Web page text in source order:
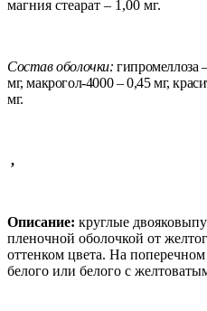
магния стеарат – 1,00 мг.
Состав оболочки:гипромеллоза
мг, макрогол-4000 – 0,45 мг,
мг.
,
Описание: круглые
пленочной оболочкой от
оттенком цвета. На
белого или белого с